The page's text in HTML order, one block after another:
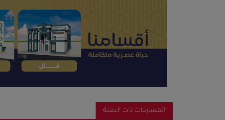
المشاركات ذات الصلة